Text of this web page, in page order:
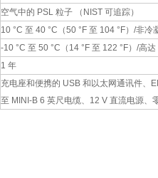
空气中的 PSL 粒子 （NIST 可追踪）
10 °C 至 40 °C（50 °F 至 104 °F）/非
-10 °C 至 50 °C（14 °F 至 122 °F）/高
1 年
充电座和便携的 USB 和以太网通讯件、
至 MINI-B 6 英尺电缆、12 V 直流电源、